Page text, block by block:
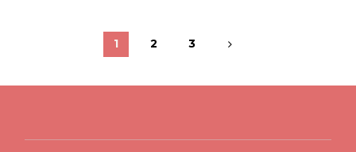
1 2 3